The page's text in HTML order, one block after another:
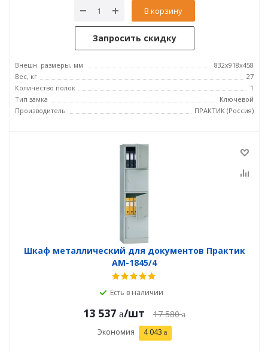
В корзину
Запросить скидку
Внешн. размеры, мм
832x918x458
Вес, кг
27
Количество полок
1
Тип замка
Ключевой
Производитель
ПРАКТИК (Россия)
Шкаф металлический для документов Практик
AM-1845/4
Есть в наличии
13 537 /шт 17 580
Экономия 4 043